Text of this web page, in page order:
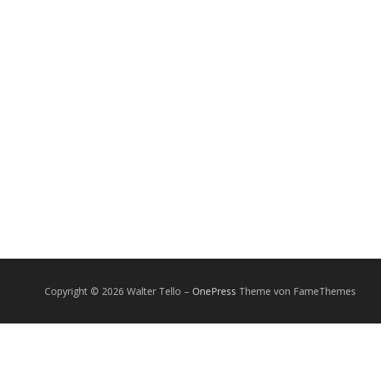
Copyright © 2026 Walter Tello – OnePress Theme von FameThemes